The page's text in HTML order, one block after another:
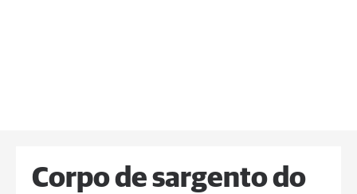
Corpo de sargento do